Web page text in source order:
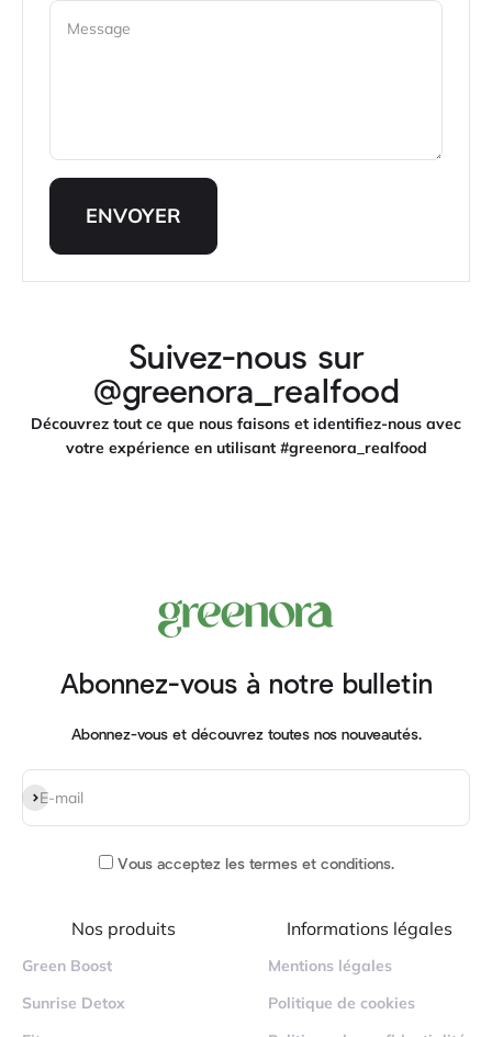
Message
ENVOYER
Suivez-nous sur
@greenora_realfood
Découvrez tout ce que nous faisons et identifiez-nous avec
votre expérience en utilisant #greenora_realfood
Abonnez-vous à notre bulletin
Abonnez-vous et découvrez toutes nos nouveautés.
E-mail
S'inscrire
Vous acceptez les termes et conditions.
Nos produits
Green Boost
Sunrise Detox
Informations légales
Mentions légales
Politique de cookies